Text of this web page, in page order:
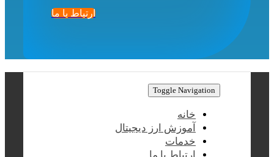
ارتباط با ما
Toggle Navigation
خانه
آموزش ارز دیجیتال
خدمات